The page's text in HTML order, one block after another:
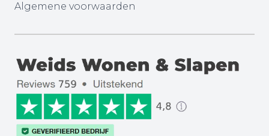
Algemene voorwaarden